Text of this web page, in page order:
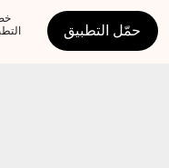
حمّل التطبيق